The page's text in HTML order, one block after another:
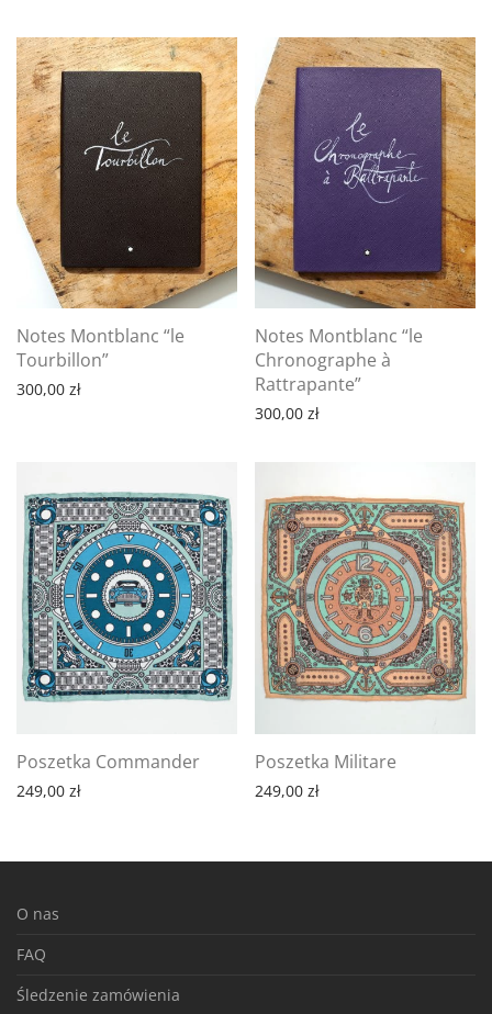
Notes Montblanc “le
Tourbillon”
300,00 zł
Notes Montblanc “le
Chronographe à
Rattrapante”
300,00 zł
Poszetka Commander
249,00 zł
Poszetka Militare
249,00 zł
O nas
FAQ
Śledzenie zamówienia